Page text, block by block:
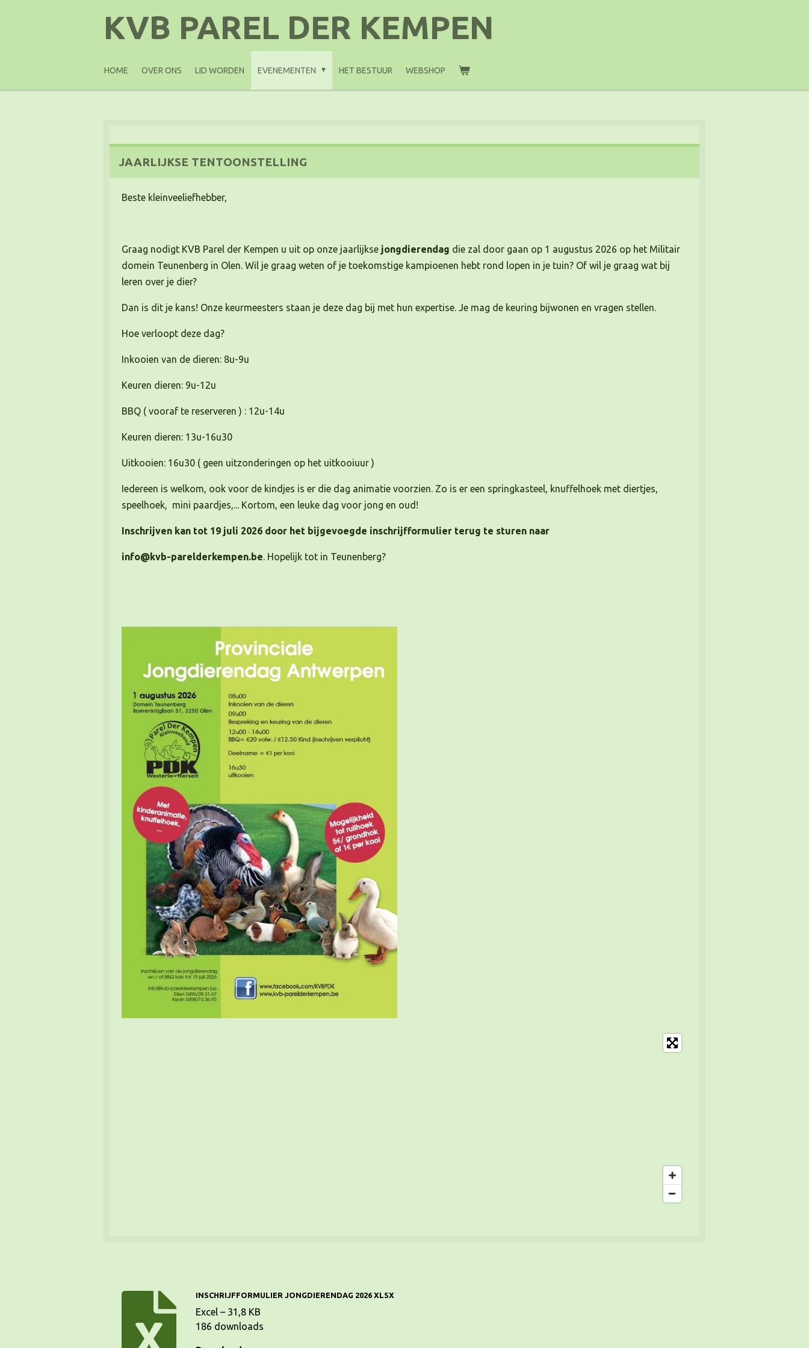
KVB PAREL DER KEMPEN
HOME OVER ONS LID WORDEN EVENEMENTEN HET BESTUUR WEBSHOP
JAARLIJKSE TENTOONSTELLING
Beste kleinveeliefhebber,
Graag nodigt KVB Parel der Kempen u uit op onze jaarlijkse jongdierendag die zal door gaan op 1 augustus 2026 op het Militair
domein Teunenberg in Olen. Wil je graag weten of je toekomstige kampioenen hebt rond lopen in je tuin? Of wil je graag wat bij
leren over je dier?
Dan is dit je kans! Onze keurmeesters staan je deze dag bij met hun expertise. Je mag de keuring bijwonen en vragen stellen.
Hoe verloopt deze dag?
Inkooien van de dieren: 8u-9u
Keuren dieren: 9u-12u
BBQ ( vooraf te reserveren ) : 12u-14u
Keuren dieren: 13u-16u30
Uitkooien: 16u30 ( geen uitzonderingen op het uitkooiuur )
Iedereen is welkom, ook voor de kindjes is er die dag animatie voorzien. Zo is er een springkasteel, knuffelhoek met diertjes,
speelhoek, mini paardjes,... Kortom, een leuke dag voor jong en oud!
Inschrijven kan tot 19 juli 2026 door het bijgevoegde inschrijfformulier terug te sturen naar
info@kvb-parelderkempen.be . Hopelijk tot in Teunenberg?
INSCHRIJFFORMULIER JONGDIERENDAG 2026 XLSX
Excel – 31,8 KB
186 downloads